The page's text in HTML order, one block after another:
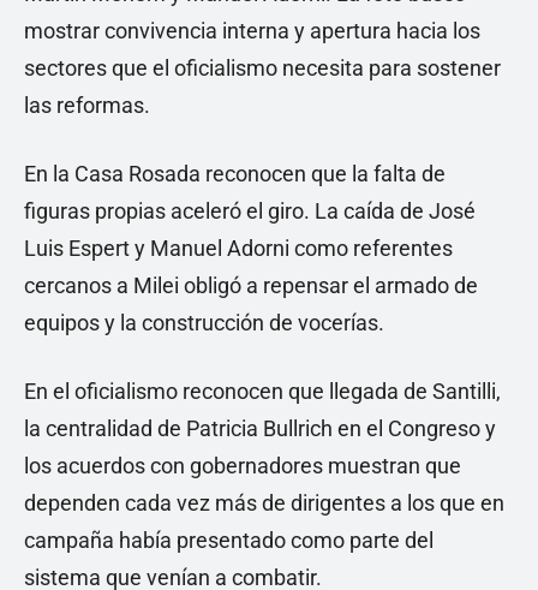
mostrar convivencia interna y apertura hacia los
sectores que el oficialismo necesita para sostener
las reformas.
En la Casa Rosada reconocen que la falta de
figuras propias aceleró el giro. La caída de José
Luis Espert y Manuel Adorni como referentes
cercanos a Milei obligó a repensar el armado de
equipos y la construcción de vocerías.
En el oficialismo reconocen que llegada de Santilli,
la centralidad de Patricia Bullrich en el Congreso y
los acuerdos con gobernadores muestran que
dependen cada vez más de dirigentes a los que en
campaña había presentado como parte del
sistema que venían a combatir.